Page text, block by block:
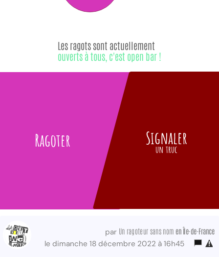
Ragoter
Les ragots sont actuellement
ouverts à tous, c'est open bar !
Signaler
un truc
par Un ragoteur sans nom en Île-de-France
le dimanche 18 décembre 2022 à 16h45